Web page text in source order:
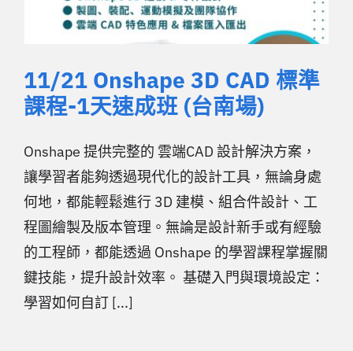
11/21 Onshape 3D CAD 標準
課程-1天速成班 (台南場)
Onshape 提供完整的 雲端CAD 設計解決方案，
讓學習者能夠透過現代化的設計工具，無論身處
何地，都能輕鬆進行 3D 建模、組合件設計、工
程圖繪製及版本管理。無論是設計新手或有經驗
的工程師，都能透過 Onshape 的學習課程掌握關
鍵技能，提升設計效率。 基礎入門與環境設定：
學習如何自訂 [...]